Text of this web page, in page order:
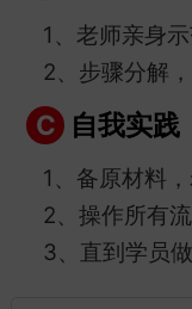
1、老师亲身
2、步骤分解
C 自我实践
1、备原材料
2、操作所有
3、直到学员